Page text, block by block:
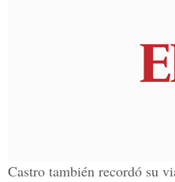
Castro también recordó su